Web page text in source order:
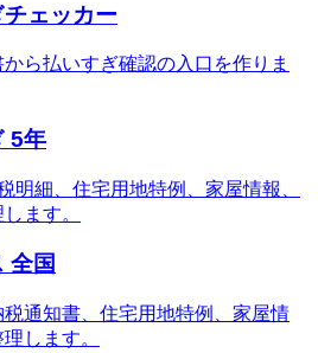
ェッカー
ら払いすぎ確認の入口を作りま
5年
明細、住宅用地特例、家屋情報、
ます。
全国
通知書、住宅用地特例、家屋情
します。